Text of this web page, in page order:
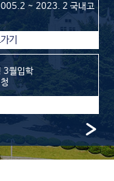
~ 2023. 2 국내고
기
3월입학